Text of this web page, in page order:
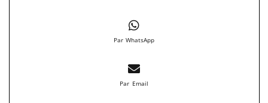
Par WhatsApp
Par Email